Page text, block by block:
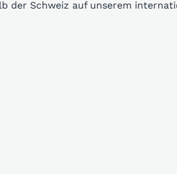
der Schweiz auf unserem